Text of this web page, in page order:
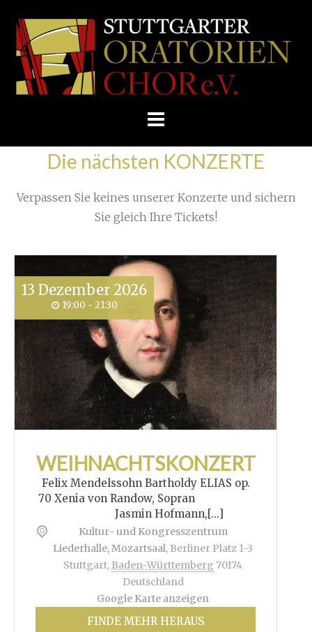
Skip
E.V.
Home joseph_haydn_c_1770 (002) »
Die nächsten KONZERTE
Verpassen Sie keines unserer Konzerte und sichern
Sie gleich Ihre Tickets!
13 Dezember 2026
19:00 - 21:30
WEIHNACHTSKONZERT
Felix Mendelssohn Bartholdy ELIAS op.
70 Xenia von Randow, Sopran
Jasmin Hofmann,[...]
Kultur- und Kongresszentrum
Liederhalle, Mozartsaal, Berliner Platz 1-3
Stuttgart, Baden-Württemberg 70174
Deutschland
Google Karte anzeigen
FINDE MEHR HERAUS